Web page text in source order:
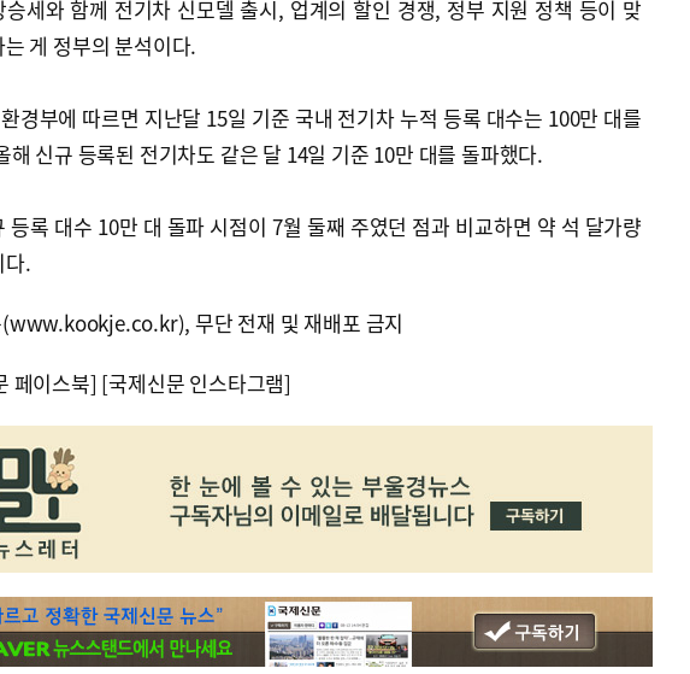
승세와 함께 전기차 신모델 출시, 업계의 할인 경쟁, 정부 지원 정책 등이 맞
게 정부의 분석이다.
경부에 따르면 지난달 15일 기준 국내 전기차 누적 등록 대수는 100만 대를
해 신규 등록된 전기차도 같은 달 14일 기준 10만 대를 돌파했다.
등록 대수 10만 대 돌파 시점이 7월 둘째 주였던 점과 비교하면 약 석 달가량
다.
무단 전재 및 재배포 금지
페이스북] [국제신문 인스타그램]